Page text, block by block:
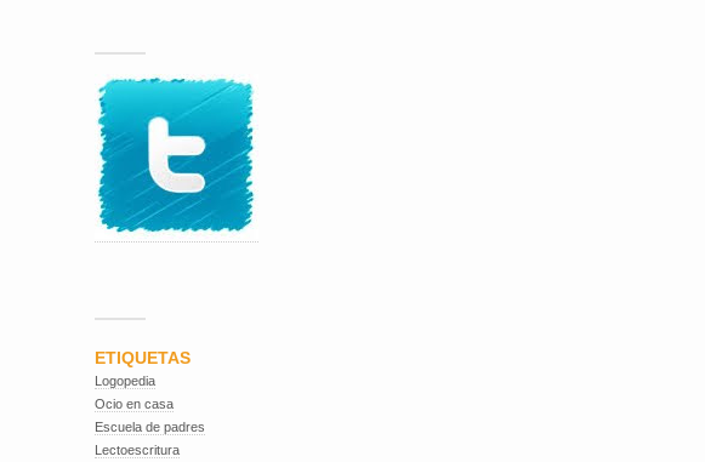
ETIQUETAS
Logopedia
Ocio en casa
Escuela de padres
Lectoescritura